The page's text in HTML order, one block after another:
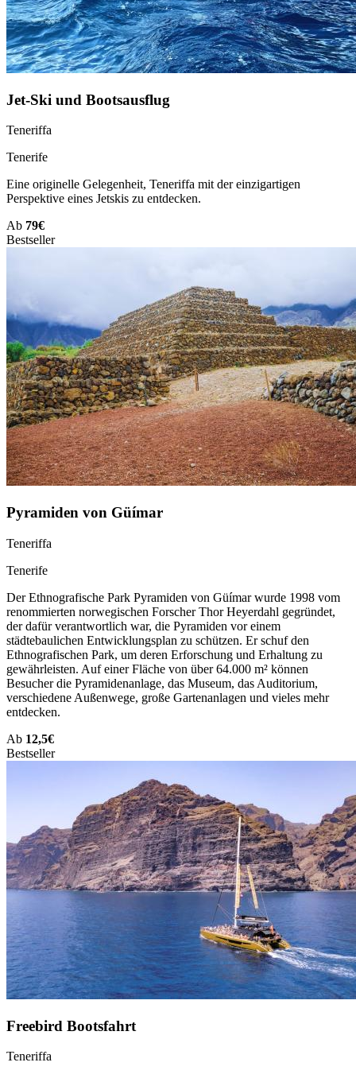
Jet-Ski und Bootsausflug
Teneriffa
Tenerife
Eine originelle Gelegenheit, Teneriffa mit der einzigartigen
Perspektive eines Jetskis zu entdecken.
Ab 79€
Bestseller
Pyramiden von Güímar
Teneriffa
Tenerife
Der Ethnografische Park Pyramiden von Güímar wurde 1998 vom
renommierten norwegischen Forscher Thor Heyerdahl gegründet,
der dafür verantwortlich war, die Pyramiden vor einem
städtebaulichen Entwicklungsplan zu schützen. Er schuf den
Ethnografischen Park, um deren Erforschung und Erhaltung zu
gewährleisten. Auf einer Fläche von über 64.000 m² können
Besucher die Pyramidenanlage, das Museum, das Auditorium,
verschiedene Außenwege, große Gartenanlagen und vieles mehr
entdecken.
Ab 12,5€
Bestseller
Freebird Bootsfahrt
Teneriffa